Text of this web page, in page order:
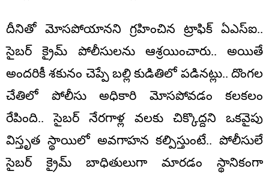
దీనితో మోసపోయానని గ్రహించిన ట్రాఫిక్ ఏఎస్ఐ..
సైబర్ క్రైమ్ పోలీసులను ఆశ్రయించారు.. అయితే
అందరికీ శకునం చెప్పే బల్లి కుడితిలో పడినట్లు.. దొంగల
చేతిలో పోలీసు అధికారి మోసపోవడం కలకలం
రేపింది.. సైబర్ నేరగాళ్ల వలకు చిక్కొద్దని ఒకవైపు
విస్తృత స్థాయిలో అవగాహన కల్పిస్తుంటే.. పోలీసులే
సైబర్ క్రైమ్ బాధితులుగా మారడం స్థానికంగా